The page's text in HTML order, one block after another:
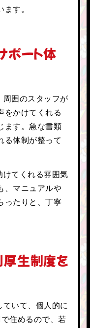
ます。
ポート体
周囲のスタッフが
をかけてくれる
ます。急な書類
る体制が整って
けてくれる雰囲気
、マニュアルや
ったりと、丁寧
厚生制度を
いて、個人的に
住めるので、若